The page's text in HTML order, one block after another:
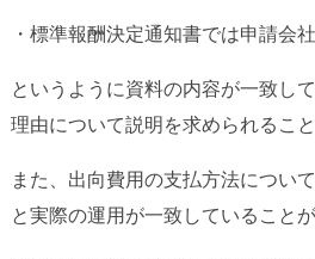
・標準報酬決定通知書では申請会
というように資料の内容が一致し
理由について説明を求められること
また、出向費用の支払方法につい
と実際の運用が一致していることが